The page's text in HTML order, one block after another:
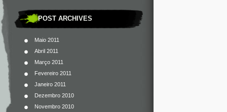
POST ARCHIVES
Maio 2011
Abril 2011
Março 2011
Fevereiro 2011
Janeiro 2011
Dezembro 2010
Novembro 2010